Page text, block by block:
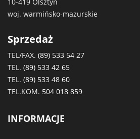
woj. warmińsko-mazurskie
Sprzedaż
TEL/FAX. (89) 533 54 27
TEL. (89) 533 42 65
TEL. (89) 533 48 60
TEL.KOM. 504 018 859
INFORMACJE